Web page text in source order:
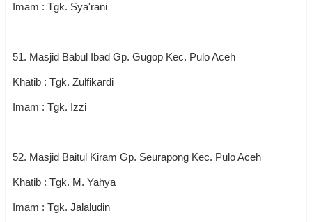
Imam : Tgk. Sya'rani
51. Masjid Babul Ibad Gp. Gugop Kec. Pulo Aceh
Khatib : Tgk. Zulfikardi
Imam : Tgk. Izzi
52. Masjid Baitul Kiram Gp. Seurapong Kec. Pulo Aceh
Khatib : Tgk. M. Yahya
Imam : Tgk. Jalaludin